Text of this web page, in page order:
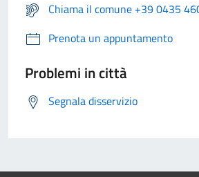
Chiama il comune +39 0435
Prenota un appuntamento
Problemi in città
Segnala disservizio